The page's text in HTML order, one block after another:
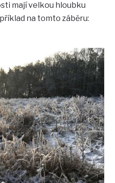
mají velkou hloubku
na tomto záběru: